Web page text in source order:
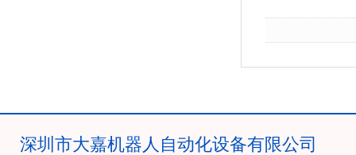
深圳市大嘉机器人自动化设备有限公司